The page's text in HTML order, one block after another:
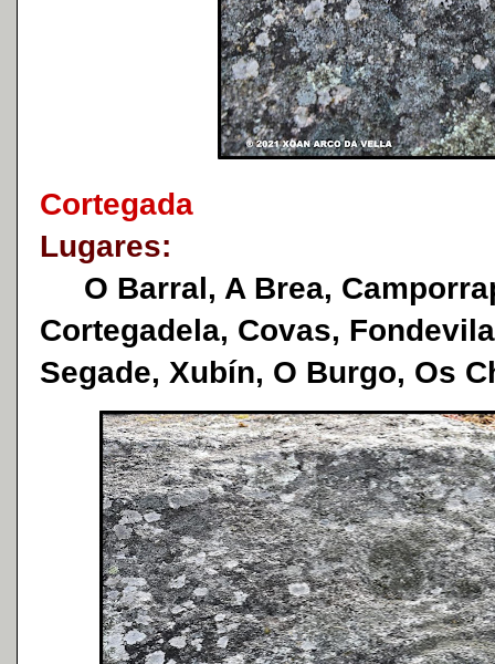
Cortegada
Lugares:
O Barral, A Brea,
Cortegadela, Covas,
Segade, Xubín, O Burgo, Os